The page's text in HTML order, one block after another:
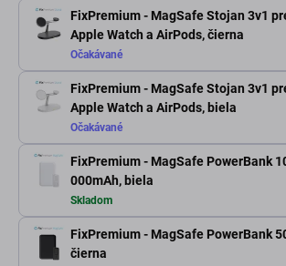
FixPremium - MagSafe Stojan 3v1
Apple Watch a AirPods, čierna
Očakávané
FixPremium - MagSafe Stojan 3v1
Apple Watch a AirPods, biela
Očakávané
FixPremium - MagSafe PowerBank
000mAh, biela
Skladom
FixPremium - MagSafe PowerBank
čierna